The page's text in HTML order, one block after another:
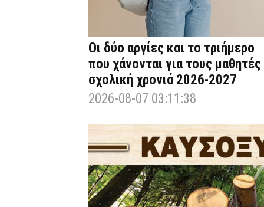
Οι δύο αργίες και το τριήμερο
που χάνονται για τους μαθητές
σχολική χρονιά 2026-2027
2026-08-07 03:11:38